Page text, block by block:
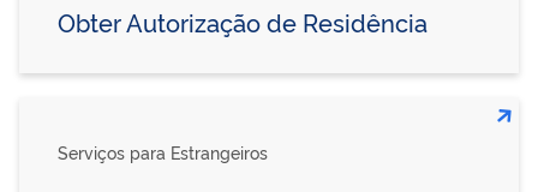
Obter Autorização de Residência
Serviços para Estrangeiros